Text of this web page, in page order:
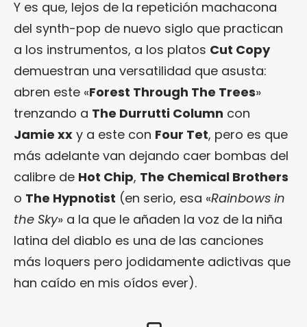
Y es que, lejos de la repetición machacona
del synth-pop de nuevo siglo que practican
a los instrumentos, a los platos Cut Copy
demuestran una versatilidad que asusta:
abren este «Forest Through The Trees»
trenzando a The Durrutti Column con
Jamie xx y a este con Four Tet, pero es que
más adelante van dejando caer bombas del
calibre de Hot Chip, The Chemical Brothers
o The Hypnotist (en serio, esa «Rainbows in
the Sky» a la que le añaden la voz de la niña
latina del diablo es una de las canciones
más loquers pero jodidamente adictivas que
han caído en mis oídos ever).